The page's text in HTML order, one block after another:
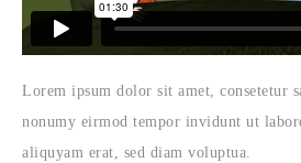
Lorem ipsum dolor sit amet, consetetur
nonumy eirmod tempor invidunt ut
aliquyam erat, sed diam voluptua.